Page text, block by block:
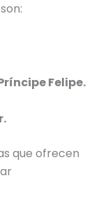
Felipe.
que ofrecen